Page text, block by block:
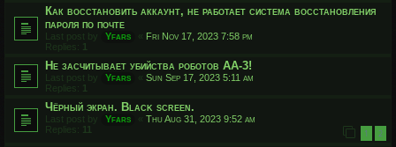
Как восстановить аккаунт, не работает система восстановления
пароля по почте
Last post by Yfars « Fri Nov 17, 2023 7:58 pm
Replies: 1
Не засчитывает убийства роботов АА-3!
Last post by Yfars « Sun Sep 17, 2023 5:11 am
Replies: 1
Чёрный экран. Black screen.
Last post by Yfars « Thu Aug 31, 2023 9:52 am
Replies: 11 1 2